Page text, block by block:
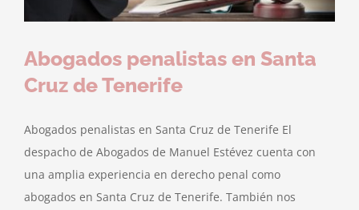
Abogados penalistas en Santa
Cruz de Tenerife
Abogados penalistas en Santa Cruz de Tenerife El
despacho de Abogados de Manuel Estévez cuenta con
una amplia experiencia en derecho penal como
abogados en Santa Cruz de Tenerife. También nos